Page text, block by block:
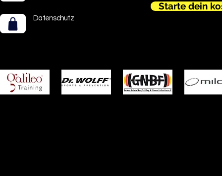
Datenschutz
Starte dein